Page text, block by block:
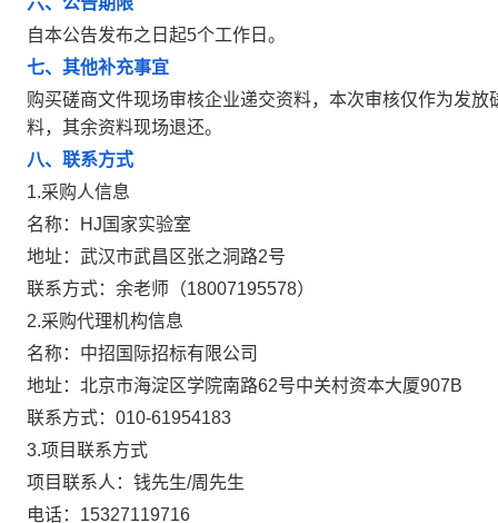
自本公告发布之日起5个工作日。
七、其他补充事宜
购买磋商文件现场审核企业递交资料，本次审核仅作为发
料，其余资料现场退还。
八、联系方式
1.采购人信息
名称：HJ国家实验室
地址：武汉市武昌区张之洞路2号
联系方式：余老师（18007195578）
2.采购代理机构信息
名称：中招国际招标有限公司
地址：北京市海淀区学院南路62号中关村资本大厦907B
联系方式：010-61954183
3.项目联系方式
项目联系人：钱先生/周先生
电话：15327119716